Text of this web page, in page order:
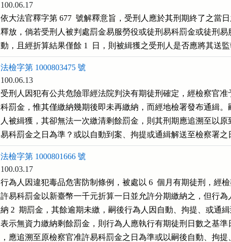
100.06.17
依大法官釋字第 677  號解釋意旨，受刑人應於其刑期終了之當
釋放，倘若受刑人被判處罰金易服勞役或徒刑易科罰金或徒刑易
動，且經折算結果僅餘 1  日，則被緝獲之受刑人是否應將其送監
法檢字第 1000803475 號
100.06.13
受刑人因犯有公共危險罪經法院判決有期徒刑確定，經檢察官准
科罰金，惟其僅繳納幾期後即未再繳納，而經地檢署發布通緝。
人被緝獲，其卻無法一次繳清剩餘罰金，則其刑期應追溯至以原
易科罰金之日為準？或以自動到案、拘提或通緝解送至檢察署之
法檢字第 1000801666 號
100.03.17
行為人因違犯毒品危害防制條例，被處以 6  個月有期徒刑，經
許易科罰金以新臺幣一千元折算一日並允許分期繳納之，但行為
納 2  期罰金，其餘逾期未繳，嗣後行為人因自動、拘提、或通緝
表示無資力繳納剩餘罰金，則行為人應執行有期徒刑日數之基準
，應追溯至原檢察官准許易科罰金之日為準或以嗣後自動、拘提